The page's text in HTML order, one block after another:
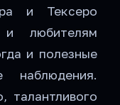
и Тексеро
любителям
и полезные
наблюдения.
талантливого